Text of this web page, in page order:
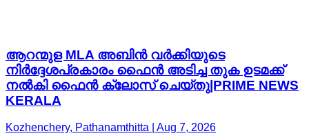
ആറന്മുള MLA അബിൻ വർക്കിയുടെ
നിർദ്ദേശപ്രകാരം ഫൈൻ അടിച്ച തുക ഉടമക്ക്
നൽകി ഫൈൻ ക്ലോസ് ചെയ്തു|PRIME NEWS
KERALA
Kozhenchery, Pathanamthitta | Aug 7, 2026